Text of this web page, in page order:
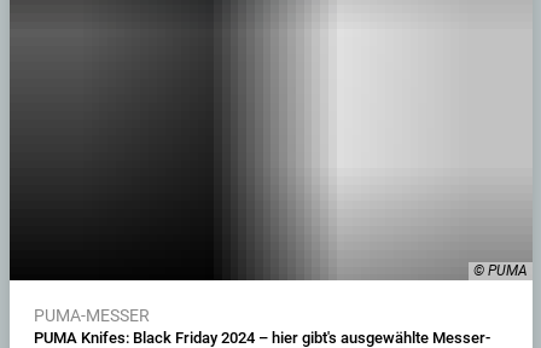
© PUMA
PUMA-MESSER
PUMA Knifes: Black Friday 2024 – hier gibt's ausgewählte Messer-